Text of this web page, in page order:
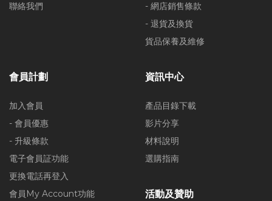
聯絡我們
- 網店銷售條款
- 退貨及換貨
貨品保養及維修
會員計劃
加入會員
- 會員優惠
- 升級條款
電子會員証功能
更換電話再登入
會員My Account功能
資訊中心
產品目錄下載
影片分享
材料說明
選購指南
活動及贊助